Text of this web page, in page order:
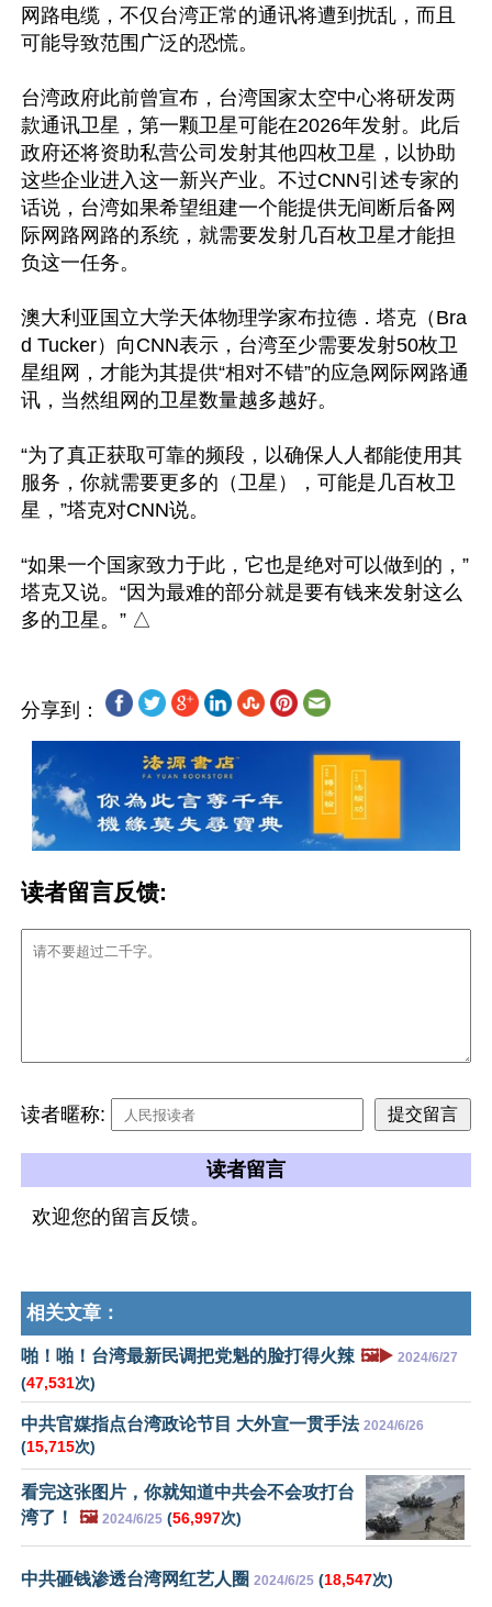
网路电缆，不仅台湾正常的通讯将遭到扰乱，而且
可能导致范围广泛的恐慌。
台湾政府此前曾宣布，台湾国家太空中心将研发两
款通讯卫星，第一颗卫星可能在2026年发射。此后
政府还将资助私营公司发射其他四枚卫星，以协助
这些企业进入这一新兴产业。不过CNN引述专家的
话说，台湾如果希望组建一个能提供无间断后备网
际网路网路的系统，就需要发射几百枚卫星才能担
负这一任务。
澳大利亚国立大学天体物理学家布拉德．塔克（Bra
d Tucker）向CNN表示，台湾至少需要发射50枚卫
星组网，才能为其提供“相对不错”的应急网际网路通
讯，当然组网的卫星数量越多越好。
“为了真正获取可靠的频段，以确保人人都能使用其
服务，你就需要更多的（卫星），可能是几百枚卫
星，”塔克对CNN说。
“如果一个国家致力于此，它也是绝对可以做到的，”
塔克又说。“因为最难的部分就是要有钱来发射这么
分享到：
读者留言反馈:
读者暱称:
读者留言
欢迎您的留言反馈。
相关文章：
啪！啪！台湾最新民调把党魁的脸打得火辣 🖼️▶️ 2024/6/27
(47,531次)
中共官媒指点台湾政论节目 大外宣一贯手法 2024/6/26
(15,715次)
看完这张图片，你就知道中共会不会攻打台
湾了！
🖼️ 2024/6/25 (56,997次)
中共砸钱渗透台湾网红艺人圈 2024/6/25 (18,547次)